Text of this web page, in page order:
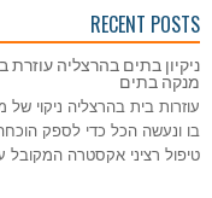
RECENT POSTS
ניקיון בתים בהרצליה
מנקה בתים
עוזרות בית בהרצליה ניקוי
בו ונעשה הכל כדי לספק
טיפול רציני אקסטרה המקובל